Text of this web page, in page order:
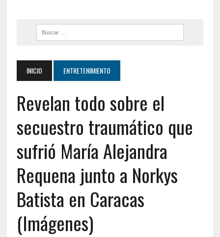
INICIO ENTRETENIMIENTO
Revelan todo sobre el
secuestro traumático que
sufrió María Alejandra
Requena junto a Norkys
Batista en Caracas
(Imágenes)